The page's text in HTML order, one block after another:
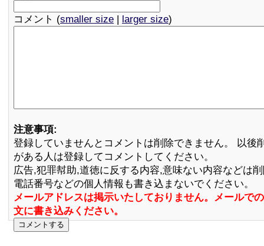
コメント (smaller size | larger size)
注意事項:
登録していませんとコメントは削除できません。 以後
がある人は登録してコメントしてください。
広告,犯罪幇助,道徳に反する内容,意味ない内容などは
電話番号などの個人情報も書き込まないでください。
メールアドレスは掲示いたしておりません。メールで
文に書き込みください。